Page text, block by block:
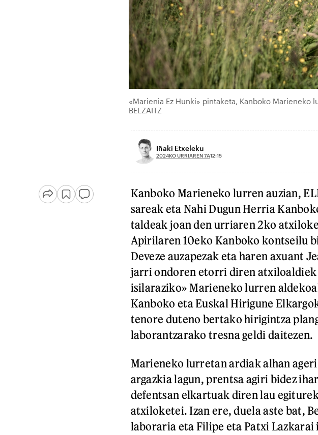
«Marienia Ez Hunki» pintaketa, Kanboko Marieneko
BELZAITZ
Iñaki Etxeleku
2024KO URRIAREN 7A12:15
Kanboko Marieneko lurren auzian,
sareak eta Nahi Dugun Herria
taldeak joan den urriaren 2ko
Apirilaren 10eko Kanboko kontseilu
Deveze auzapezak eta haren axuant
jarri ondoren etorri diren atxiloaldiek
isilaraziko» Marieneko lurren
Kanboko eta Euskal Hirigune
tenore duteno bertako hirigintza
laborantzarako tresna geldi daitezen.
Marieneko lurretan ardiak alhan
argazkia lagun, prentsa agiri bidez
defentsan elkartuak diren lau
atxiloketei. Izan ere, duela aste bat,
laboraria eta Filipe eta Patxi